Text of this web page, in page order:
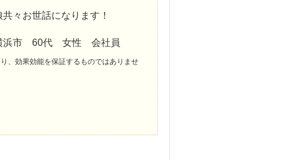
々お世話になります！
浜市 60代 女性 会社員
、効果効能を保証するものではありませ